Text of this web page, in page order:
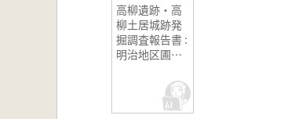
高柳遺跡・高
柳土居城跡発
掘調査報告書 :
明治地区圃場